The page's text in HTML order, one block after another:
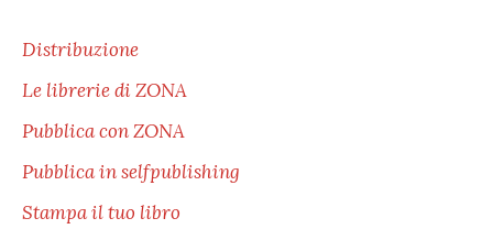
Distribuzione
Le librerie di ZONA
Pubblica con ZONA
Pubblica in selfpublishing
Stampa il tuo libro